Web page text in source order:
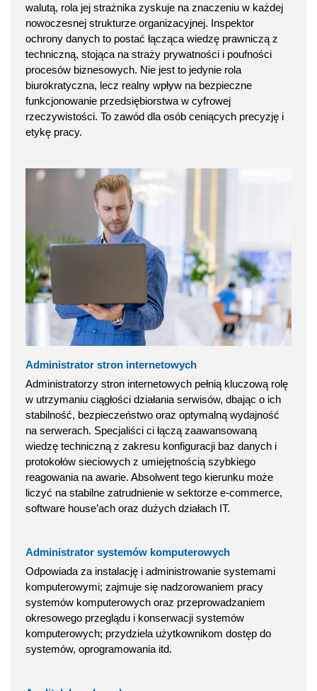
walutą, rola jej strażnika zyskuje na znaczeniu w każdej
nowoczesnej strukturze organizacyjnej. Inspektor
ochrony danych to postać łącząca wiedzę prawniczą z
techniczną, stojąca na straży prywatności i poufności
procesów biznesowych. Nie jest to jedynie rola
biurokratyczna, lecz realny wpływ na bezpieczne
funkcjonowanie przedsiębiorstwa w cyfrowej
rzeczywistości. To zawód dla osób ceniących precyzję i
etykę pracy.
Administrator stron internetowych
Administratorzy stron internetowych pełnią kluczową rolę
w utrzymaniu ciągłości działania serwisów, dbając o ich
stabilność, bezpieczeństwo oraz optymalną wydajność
na serwerach. Specjaliści ci łączą zaawansowaną
wiedzę techniczną z zakresu konfiguracji baz danych i
protokołów sieciowych z umiejętnością szybkiego
reagowania na awarie. Absolwent tego kierunku może
liczyć na stabilne zatrudnienie w sektorze e-commerce,
software house’ach oraz dużych działach IT.
Administrator systemów komputerowych
Odpowiada za instalację i administrowanie systemami
komputerowymi; zajmuje się nadzorowaniem pracy
systemów komputerowych oraz przeprowadzaniem
okresowego przeglądu i konserwacji systemów
komputerowych; przydziela użytkownikom dostęp do
systemów, oprogramowania itd.